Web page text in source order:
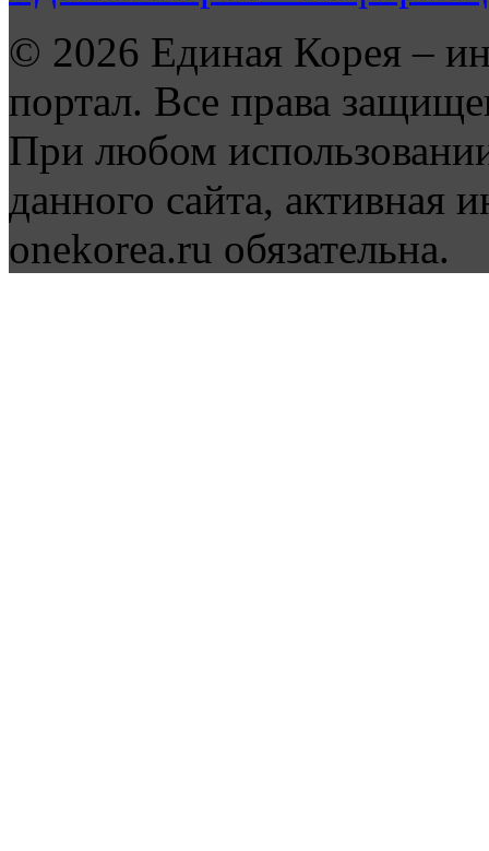
© 2026 Единая Корея –
портал. Все права
При любом
данного сайта, активная
onekorea.ru обязательна.